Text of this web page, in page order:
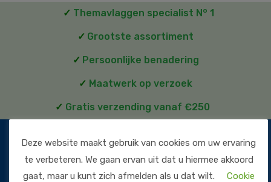
✓ Themavlaggen specialist No 1
✓ Grootste assortiment
✓ Persoonlijke benadering
✓ Maatwerk op verzoek
✓ Gratis verzending vanaf €250
Deze website maakt gebruik van cookies om uw ervaring
te verbeteren. We gaan ervan uit dat u hiermee akkoord
gaat, maar u kunt zich afmelden als u dat wilt.
Cookie